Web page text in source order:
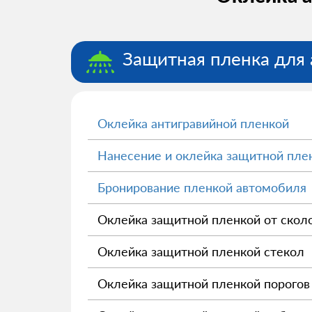
Защитная пленка для
Оклейка антигравийной пленкой
Нанесение и оклейка защитной
Бронирование пленкой автомобиля
Оклейка защитной пленкой от
Оклейка защитной пленкой стекол
Оклейка защитной пленкой порогов